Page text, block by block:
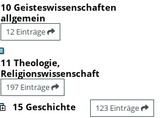
10 Geisteswissenschaften
allgemein
12 Einträge
11 Theologie,
Religionswissenschaft
197 Einträge
15 Geschichte 123 Einträge